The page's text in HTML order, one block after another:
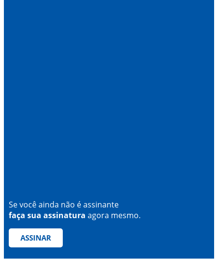
Se você ainda não é assinante
faça sua assinatura agora mesmo.
ASSINAR